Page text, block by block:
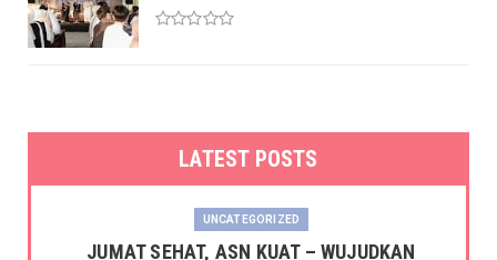
LATEST POSTS
UNCATEGORIZED
JUMAT SEHAT, ASN KUAT – WUJUDKAN